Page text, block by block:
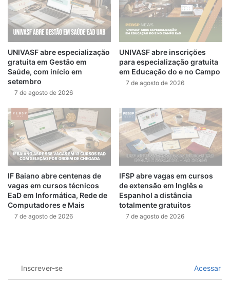
UNIVASF abre especialização
gratuita em Gestão em
Saúde, com início em
setembro
7 de agosto de 2026
UNIVASF abre inscrições
para especialização gratuita
em Educação do e no Campo
7 de agosto de 2026
IF Baiano abre centenas de
vagas em cursos técnicos
EaD em Informática, Rede de
Computadores e Mais
7 de agosto de 2026
IFSP abre vagas em cursos
de extensão em Inglês e
Espanhol a distância
totalmente gratuitos
7 de agosto de 2026
Inscrever-se Acessar